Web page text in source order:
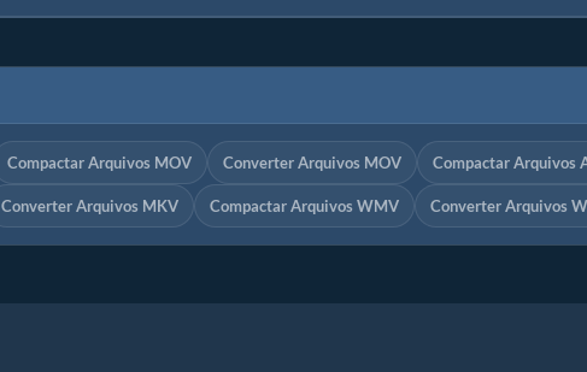
Compactar Arquivos MOV Converter Arquivos MOV Compactar Arquivos
Converter Arquivos MKV Compactar Arquivos WMV Converter Arquivos